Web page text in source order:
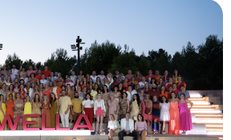
publique Inria